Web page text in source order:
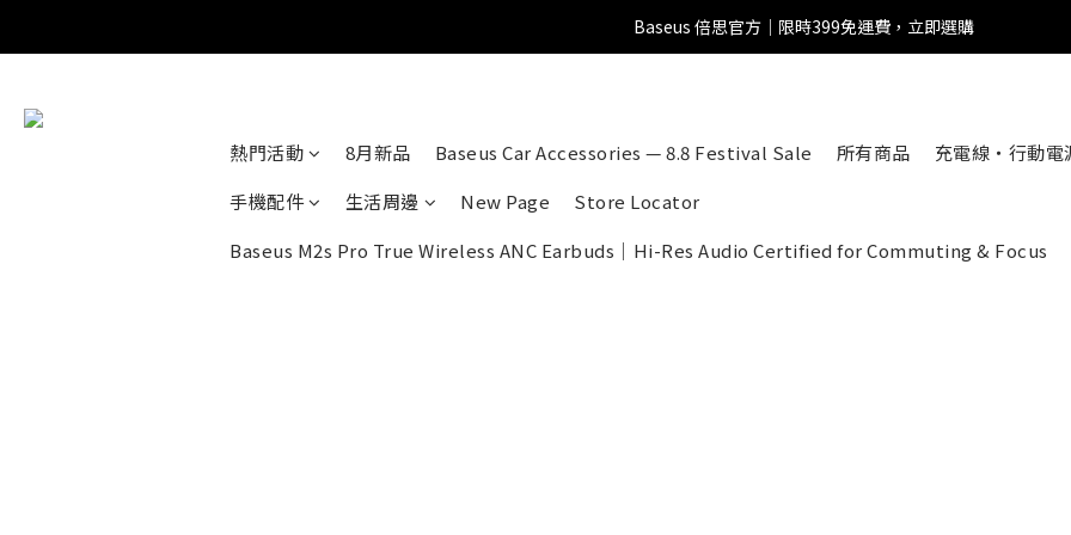
全館滿1500 95折
Baseus 倍思官方｜限時399免運費，立即選購
熱門活動 8月新品 Baseus Car Accessories — 8.8 Festival Sale 所有商品
充電線・行動電
手機配件
生活周邊 New Page
Store Locator
Baseus M2s Pro True Wireless ANC Earbuds｜Hi-Res Audio Certified for Commuting & Focus